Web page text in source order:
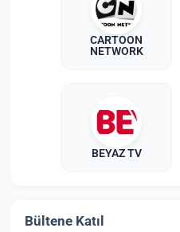
CARTOON
NETWORK
BEYAZ TV
Bültene Katıl